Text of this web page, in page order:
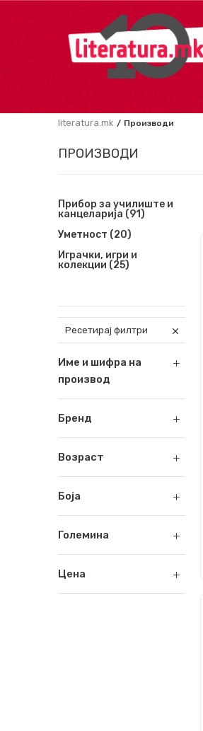
literatura.mk Производи
ПРОИЗВОДИ
Прибор за училиште и
канцеларија (91)
Уметност (20)
Играчки, игри и
колекции (25)
Ресетирај филтри
Име и шифра на
производ
Бренд
Возраст
Боја
Големина
Цена